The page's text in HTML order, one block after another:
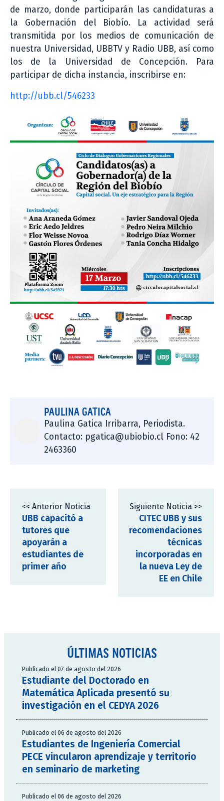
de marzo, donde participarán las candidaturas a
la Gobernación del Biobío. La actividad será
transmitida por los medios de comunicación de
nuestra Universidad, UBBTV y Radio UBB, así como
los de la Universidad de Concepción. Para
participar de dicha instancia, inscribirse en:
http://ubb.cl/546233
PAULINA GATICA
Paulina Gatica Irribarra, Periodista.
Contacto: pgatica@ubiobio.cl Fono: 42
2463360
<< Anterior Noticia
UBB capacitó a
tutores que
apoyarán a
estudiantes de
primer año
Siguiente Noticia >>
CITEC UBB y sus
recomendaciones
técnicas
incorporadas en
la nueva Ley de
EE en Chile
ÚLTIMAS NOTICIAS
Publicado el 07 de agosto del 2026
Estudiante del Doctorado en
Matemática Aplicada presentó su
investigación en el CEDYA 2026
Publicado el 06 de agosto del 2026
Estudiantes de Ingeniería Comercial
PECE vincularon aprendizaje y territorio
en seminario de marketing
Publicado el 06 de agosto del 2026